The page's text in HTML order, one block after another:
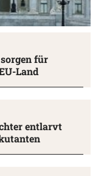
für
Land
entlarvt